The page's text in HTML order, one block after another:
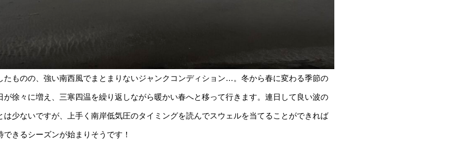
たものの、強い南西風でまとまりないジャンクコンディション…。冬から春に変わる季節の
が徐々に増え、三寒四温を繰り返しながら暖かい春へと移って行きます。連日して良い波の
は少ないですが、上手く南岸低気圧のタイミングを読んでスウェルを当てることができれば
きるシーズンが始まりそうです！